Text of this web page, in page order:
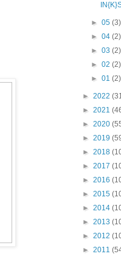
►05(3)
►04(2)
►03(2)
►02(2)
►01(2)
► 2022
► 2021
► 2020
► 2019
► 2018
► 2017
► 2016
► 2015
► 2014
► 2013
► 2012
► 2011